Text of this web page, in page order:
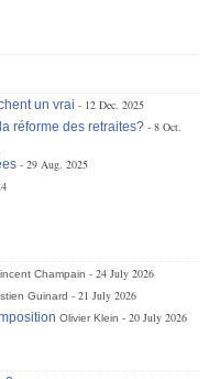
un vrai
12 Dec. 2025
réforme des retraites?
8 Oct.
29 Aug. 2025
Champain
24 July 2026
Guinard
21 July 2026
Olivier Klein 20 July 2026